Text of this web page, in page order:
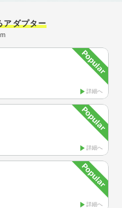
アダプター
詳細へ
詳細へ
詳細へ